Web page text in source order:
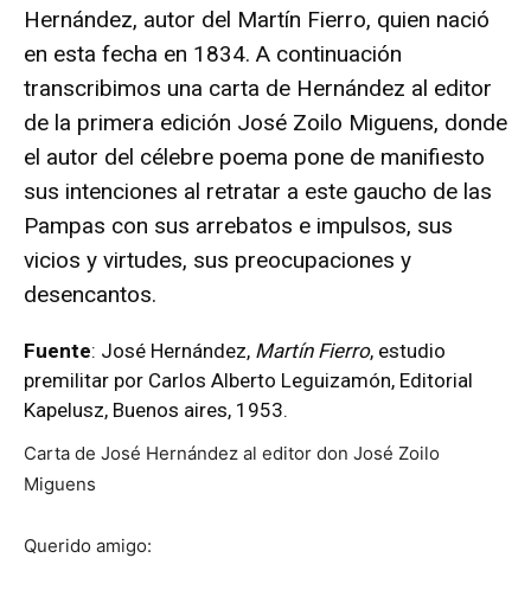
Hernández, autor del Martín Fierro, quien nació
en esta fecha en 1834. A continuación
transcribimos una carta de Hernández al editor
de la primera edición José Zoilo Miguens, donde
el autor del célebre poema pone de manifiesto
sus intenciones al retratar a este gaucho de las
Pampas con sus arrebatos e impulsos, sus
vicios y virtudes, sus preocupaciones y
desencantos.
Fuente: José Hernández, Martín Fierro, estudio
premilitar por Carlos Alberto Leguizamón, Editorial
Kapelusz, Buenos aires, 1953.
Carta de José Hernández al editor don José Zoilo
Miguens
Querido amigo: